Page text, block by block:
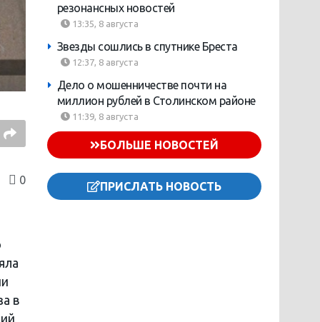
0
в
резонансных новостей
13:35, 8 августа
Звезды сошлись в спутнике Бреста
12:37, 8 августа
Дело о мошенничестве почти на
миллион рублей в Столинском районе
11:39, 8 августа
БОЛЬШЕ НОВОСТЕЙ
ПРИСЛАТЬ НОВОСТЬ